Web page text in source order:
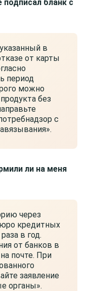
бланк с
в
от карты
период
можно
без
с
ли на меня
через
кредитных
в год.
от банков в
почте. При
заявление
органы».